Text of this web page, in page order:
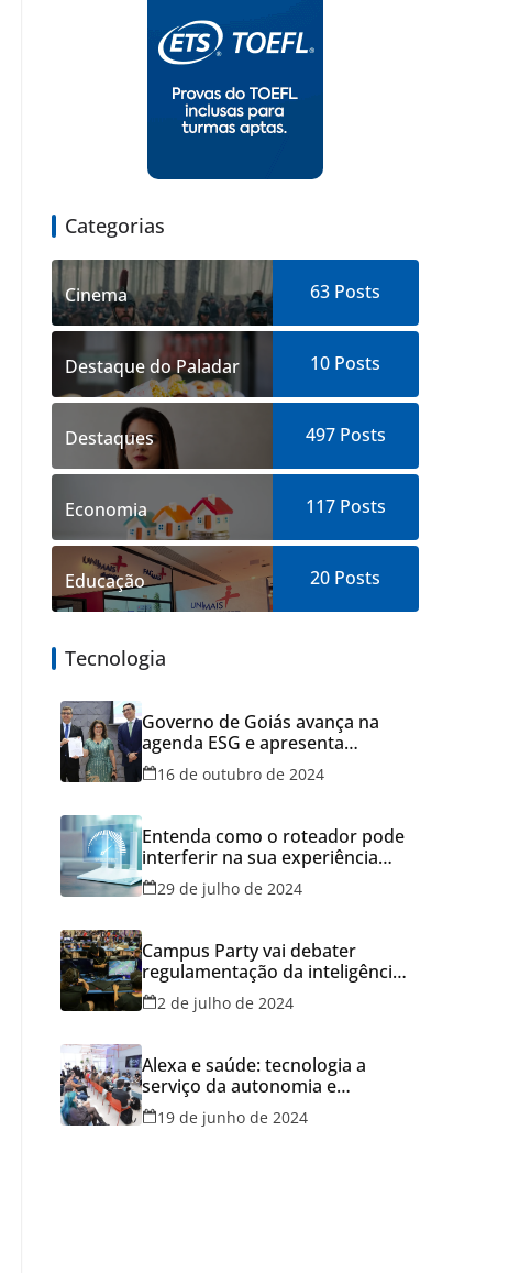
Categorias
Cinema 63 Posts
Destaque do Paladar 10 Posts
Destaques 497Posts
Economia 117Posts
Educação 20 Posts
Tecnologia
Governo de Goiás avança na
agenda ESG e apresenta
resultados do Recicla Goiás
16 de outubro de 2024
Entenda como o roteador pode
interferir na sua experiência
online
29 de julho de 2024
Campus Party vai debater
regulamentação da inteligência
artificial
2 de julho de 2024
Alexa e saúde: tecnologia a
serviço da autonomia e
qualidade de vida
19 de junho de 2024